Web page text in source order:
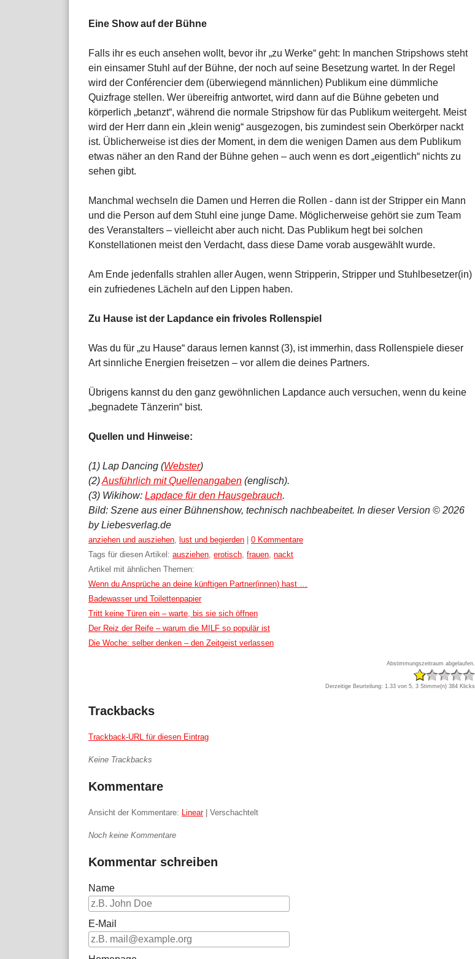
Eine Show auf der Bühne
Falls ihr es euch ansehen wollt, bevor ihr „zu Werke“ geht: In manchen Stripshows steht
ein einsamer Stuhl auf der Bühne, der noch auf seine Besetzung wartet. In der Regel
wird der Conférencier dem (überwiegend männlichen) Publikum eine dümmliche
Quizfrage stellen. Wer übereifrig antwortet, wird dann auf die Bühne gebeten und
körperlich „betanzt“, während die normale Stripshow für das Publikum weitergeht. Meist
wird der Herr dann ein „klein wenig“ ausgezogen, bis zumindest sein Oberkörper nackt
ist. Üblicherweise ist dies der Moment, in dem die wenigen Damen aus dem Publikum
etwas näher an den Rand der Bühne gehen – auch wenn es dort „eigentlich“ nichts zu
sehen gibt.
Manchmal wechseln die Damen und Herren die Rollen - dann ist der Stripper ein Mann
und die Person auf dem Stuhl eine junge Dame. Möglicherweise gehört sie zum Team
des Veranstalters – vielleicht aber auch nicht. Das Publikum hegt bei solchen
Konstellationen meist den Verdacht, dass diese Dame vorab ausgewählt wurde.
Am Ende jedenfalls strahlen aller Augen, wenn Stripperin, Stripper und Stuhlbesetzer(in)
ein zufriedenes Lächeln auf den Lippen haben.
Zu Hause ist der Lapdance ein frivoles Rollenspiel
Was du für „zu Hause“ daraus lernen kannst (3), ist immerhin, dass Rollenspiele dieser
Art sinnliche Energien freisetzen – vor allem die deines Partners.
Übrigens kannst du den ganz gewöhnlichen Lapdance auch versuchen, wenn du keine
„begnadete Tänzerin“ bist.
Quellen und Hinweise:
(1) Lap Dancing (Webster)
(2)Ausführlich mit Quellenangaben (englisch).
(3) Wikihow: Lapdace für den Hausgebrauch.
Bild: Szene aus einer Bühnenshow, technisch nachbeabeitet. In dieser Version © 2026
by Liebesverlag.de
Kategorien:
anziehen und ausziehen lust und begierden
0 Kommentare
Tags für diesen Artikel: ausziehen erotisch frauen nackt
Artikel mit ähnlichen Themen:
Wenn du Ansprüche an deine künftigen Partner(innen) hast …
Badewasser und Toilettenpapier
Tritt keine Türen ein – warte, bis sie sich öffnen
Der Reiz der Reife – warum die MILF so populär ist
Die Woche: selber denken – den Zeitgeist verlassen
Abstimmungszeitraum abgelaufen.
Derzeitige Beurteilung: 1.33 von 5, 3 Stimme(n) 384 Klicks
Trackbacks
Trackback-URL für diesen Eintrag
Keine Trackbacks
Kommentare
Ansicht der Kommentare: Linear| Verschachtelt
Noch keine Kommentare
Kommentar schreiben
Name
E-Mail